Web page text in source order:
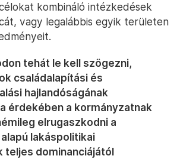
kombináló intézkedések
vagy legalábbis egyik területen
tehát le kell szögezni,
családalapítási és
hajlandóságának
érdekében a kormányzatnak
elrugaszkodni a
lakáspolitikai
teljes dominanciájától